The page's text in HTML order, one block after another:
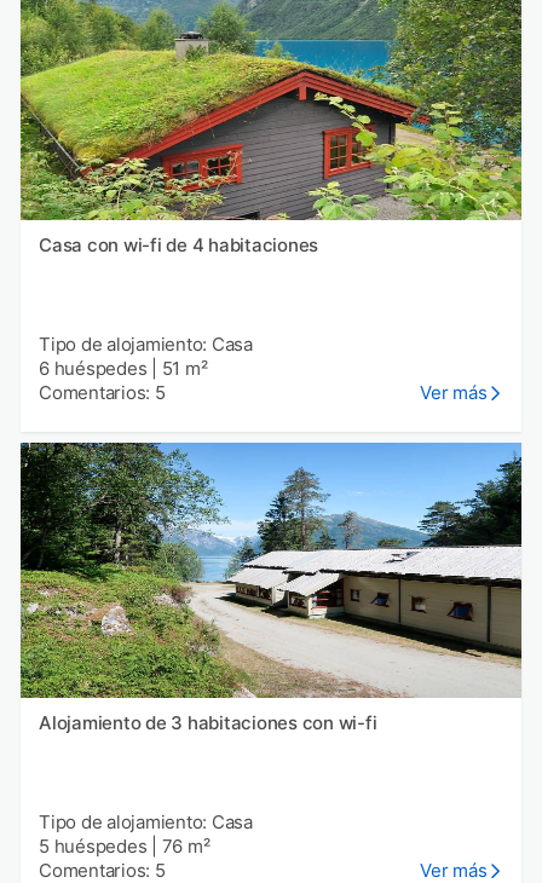
Casa con wi-fi de 4 habitaciones
Tipo de alojamiento: Casa
6 huéspedes
51 m²
Comentarios: 5
Ver más
Alojamiento de 3 habitaciones con wi-fi
Tipo de alojamiento: Casa
5 huéspedes
76 m²
Comentarios: 5
Ver más